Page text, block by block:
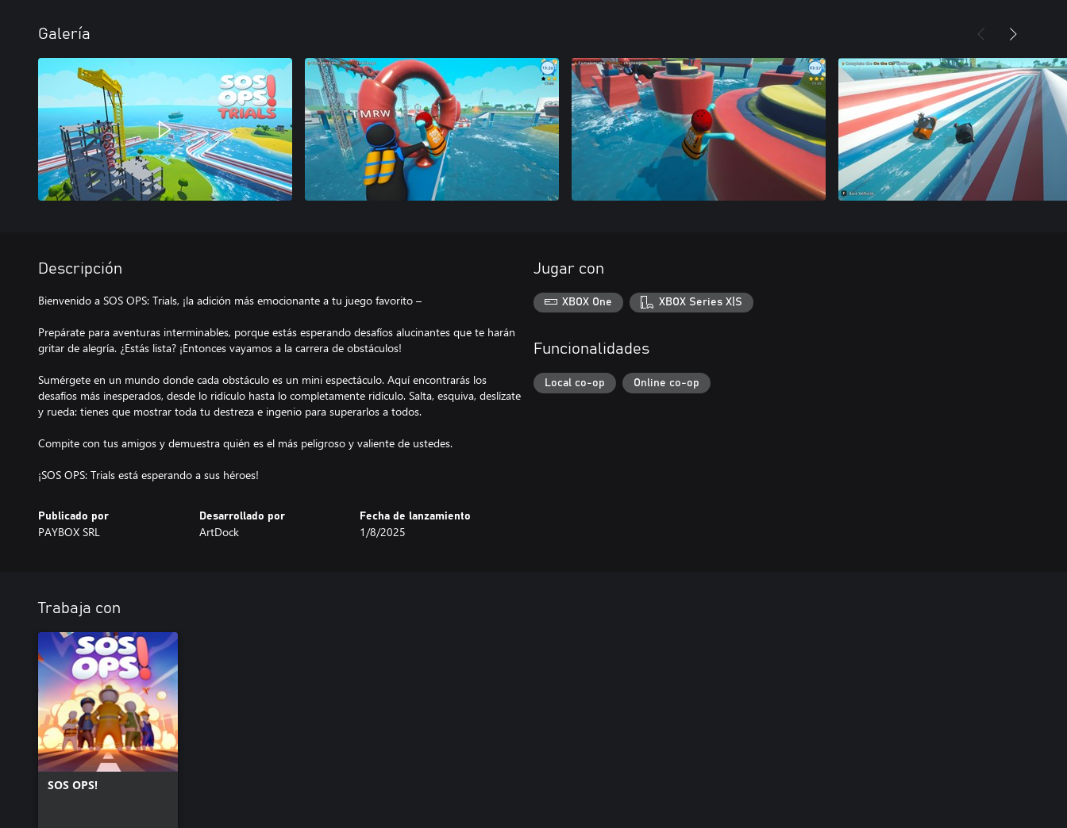
Galería
Descripción
Bienvenido a SOS OPS: Trials, ¡la adición más emocionante a tu juego favorito –
Prepárate para aventuras interminables, porque estás esperando desafíos alucinantes que te harán
gritar de alegría. ¿Estás lista? ¡Entonces vayamos a la carrera de obstáculos!
Sumérgete en un mundo donde cada obstáculo es un mini espectáculo. Aquí encontrarás los
desafíos más inesperados, desde lo ridículo hasta lo completamente ridículo. Salta, esquiva, deslízate
y rueda: tienes que mostrar toda tu destreza e ingenio para superarlos a todos.
Compite con tus amigos y demuestra quién es el más peligroso y valiente de ustedes.
¡SOS OPS: Trials está esperando a sus héroes!
Publicado por
PAYBOX SRL
Desarrollado por
ArtDock
Fecha de lanzamiento
1/8/2025
Jugar con
XBOX One XBOX Series X|S
Funcionalidades
Local co-op Online co-op
Trabaja con
SOS OPS!